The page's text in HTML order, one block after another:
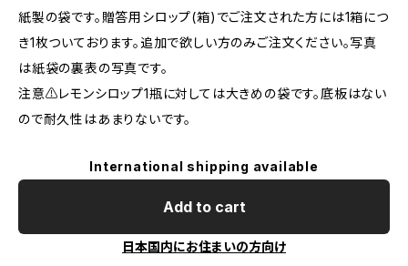
紙製の袋です。贈答用シロップ(箱)でご注文された方には1箱につ
き1枚ついております。追加で欲しい方のみご注文ください。写真
は紙袋の裏表の写真です。
注意⚠️レモンシロップ1瓶に対しては大きめの袋です。底板はない
ので耐久性はあまりないです。
International shipping available
Add to cart
日本国内にお住まいの方向け